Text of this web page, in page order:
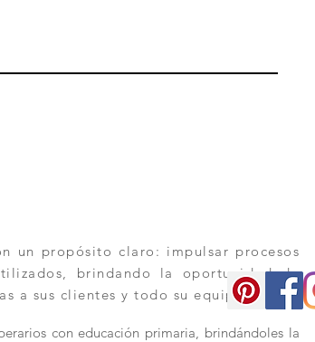
un propósito claro: impulsar procesos
brindando la oportunidad de
a sus clientes y todo su equipo.
con educación primaria, brindándoles la